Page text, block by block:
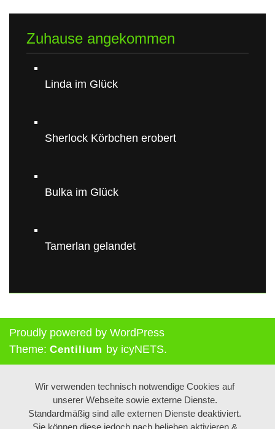
Zuhause angekommen
Linda im Glück
Sherlock Körbchen erobert
Bulka im Glück
Tamerlan gelandet
Proudly powered by WordPress
Theme: Centilium by icyNETS.
Wir verwenden technisch notwendige Cookies auf
unserer Webseite sowie externe Dienste.
Standardmäßig sind alle externen Dienste deaktiviert.
Sie können diese jedoch nach belieben aktivieren &